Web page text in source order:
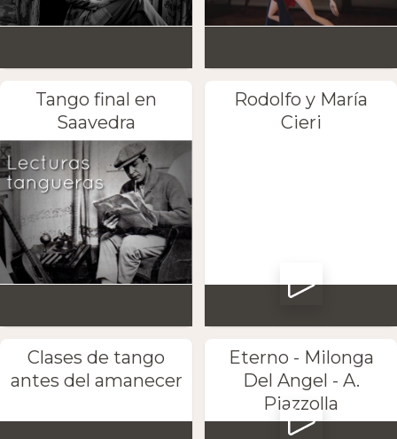
Tango final en
Saavedra
Rodolfo y María
Cieri
Clases de tango
antes del amanecer
Eterno - Milonga
Del Angel - A.
Piazzolla